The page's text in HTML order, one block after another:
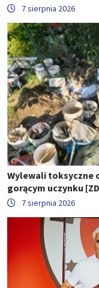
7 sierpnia 2026
Wylewali toksyczne
gorącym uczynku
7 sierpnia 2026